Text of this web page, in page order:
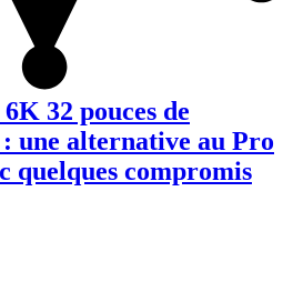
32 pouces de
une alternative au Pro
quelques compromis